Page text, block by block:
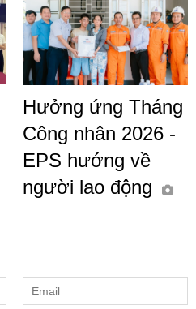
Hưởng ứng Tháng
Công nhân 2026 -
EPS hướng về
người lao động